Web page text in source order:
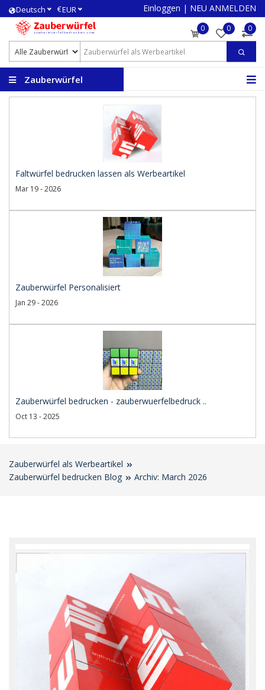
Deutsch €EUR Einloggen | NEU ANMELDEN
0 0 0
Zauberwürfel
Faltwürfel bedrucken lassen als Werbeartikel
Mar 19 - 2026
Zauberwürfel Personalisiert
Jan 29 - 2026
Zauberwürfel bedrucken - zauberwuerfelbedruck ..
Oct 13 - 2025
Zauberwürfel als Werbeartikel
Zauberwürfel bedrucken Blog
Archiv: March 2026